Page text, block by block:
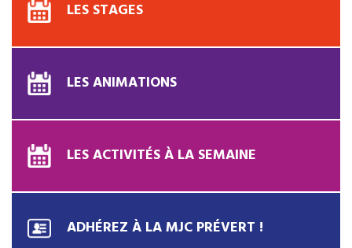
LES STAGES
LES ANIMATIONS
LES ACTIVITÉS À LA SEMAINE
ADHÉREZ À LA MJC PRÉVERT !